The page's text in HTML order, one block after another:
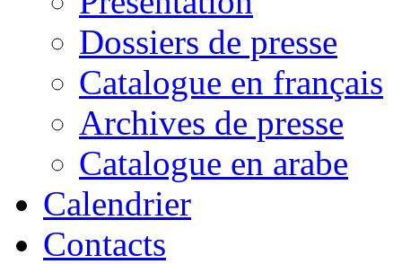
Dossiers de presse
Catalogue en français
Archives de presse
Catalogue en arabe
Calendrier
Contacts